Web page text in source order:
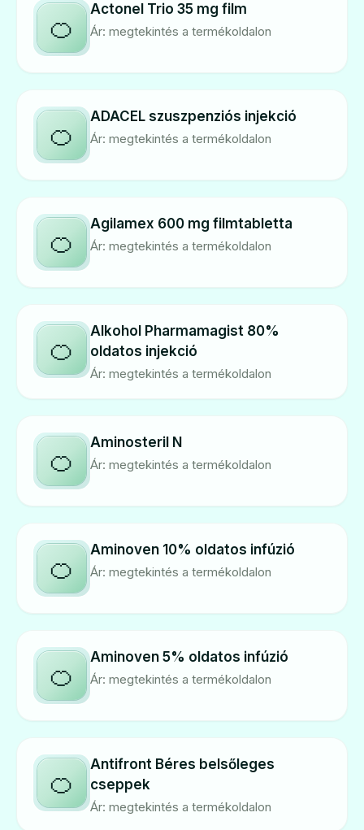
🍊
Actonel Trio 35 mg film
Ár: megtekintés a termékoldalon
🍊
ADACEL szuszpenziós injekció
Ár: megtekintés a termékoldalon
🍊
Agilamex 600 mg filmtabletta
Ár: megtekintés a termékoldalon
🍊
Alkohol Pharmamagist 80%
oldatos injekció
Ár: megtekintés a termékoldalon
🍊
Aminosteril N
Ár: megtekintés a termékoldalon
🍊
Aminoven 10% oldatos infúzió
Ár: megtekintés a termékoldalon
🍊
Aminoven 5% oldatos infúzió
Ár: megtekintés a termékoldalon
🍊
Antifront Béres belsőleges
cseppek
Ár: megtekintés a termékoldalon